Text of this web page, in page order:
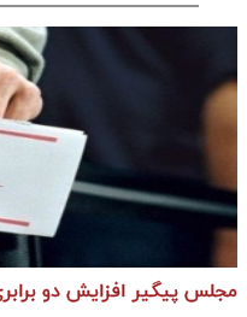
مجلس پیگیر افزایش دو